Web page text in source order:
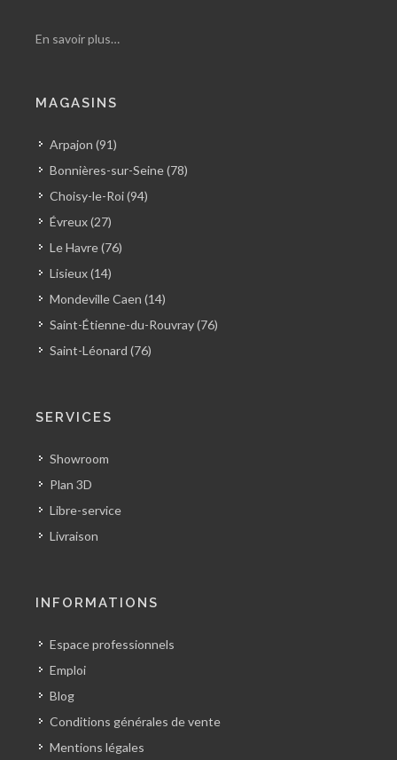
En savoir plus…
MAGASINS
Arpajon (91)
Bonnières-sur-Seine (78)
Choisy-le-Roi (94)
Évreux (27)
Le Havre (76)
Lisieux (14)
Mondeville Caen (14)
Saint-Étienne-du-Rouvray (76)
Saint-Léonard (76)
SERVICES
Showroom
Plan 3D
Libre-service
Livraison
INFORMATIONS
Espace professionnels
Emploi
Blog
Conditions générales de vente
Mentions légales